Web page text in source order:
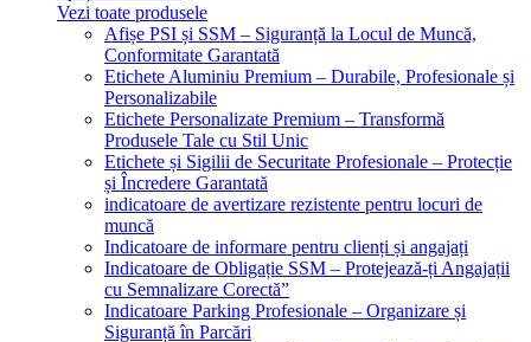
Vezi toate produsele
Afișe PSI și SSM – Siguranță la Locul de Muncă,
Conformitate Garantată
Etichete Aluminiu Premium – Durabile, Profesionale și
Personalizabile
Etichete Personalizate Premium – Transformă
Produsele Tale cu Stil Unic
Etichete și Sigilii de Securitate Profesionale – Protecție
și Încredere Garantată
indicatoare de avertizare rezistente pentru locuri de
muncă
Indicatoare de informare pentru clienți și angajați
Indicatoare de Obligație SSM – Protejează-ți Angajații
cu Semnalizare Corectă”
Indicatoare Parking Profesionale – Organizare și
Siguranță în Parcări